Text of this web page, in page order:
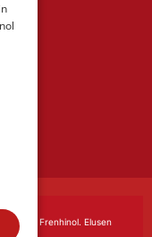
Siarter Frenhinol. Elusen